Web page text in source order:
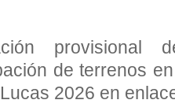
provisional
de terrenos
2026 en